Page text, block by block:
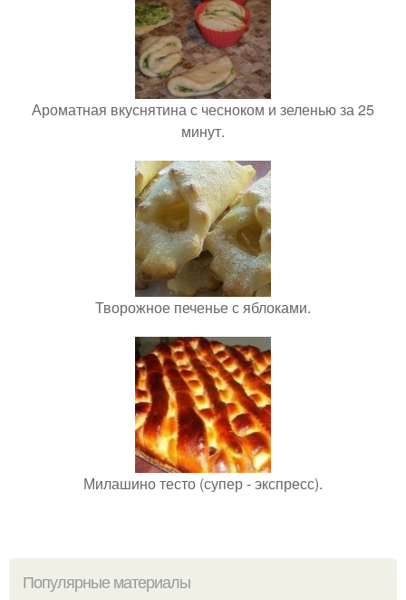
Ароматная вкуснятина с чесноком и зеленью за 25
минут.
Творожное печенье с яблоками.
Милашино тесто (супер - экспресс).
Популярные материалы